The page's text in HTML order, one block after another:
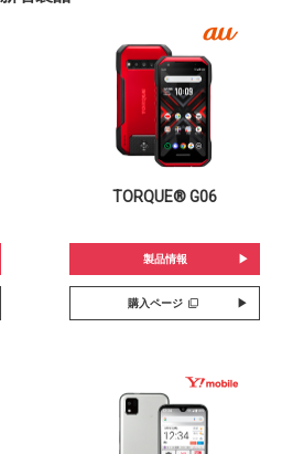
TORQUE® G06
製品情報
購入ページ